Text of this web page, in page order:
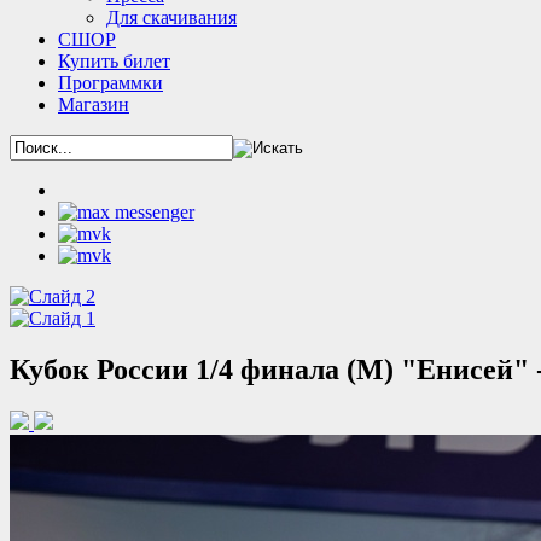
Для скачивания
СШОР
Купить билет
Программки
Магазин
Кубок России 1/4 финала (М) "Енисей"